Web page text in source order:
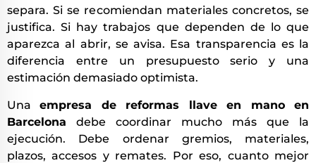
separa. Si se recomiendan materiales concretos, se
justifica. Si hay trabajos que dependen de lo que
aparezca al abrir, se avisa. Esa transparencia es la
diferencia entre un presupuesto serio y una
estimación demasiado optimista.
Unaempresa de reformas llave en mano en
Barcelona debe coordinar mucho más que la
ejecución. Debe ordenar gremios, materiales,
plazos, accesos y remates. Por eso, cuanto mejor